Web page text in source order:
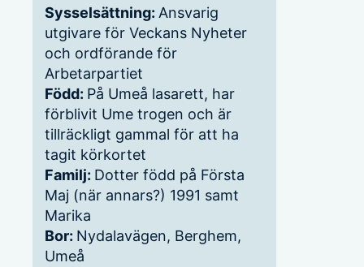
Sysselsättning: Ansvarig
utgivare för Veckans Nyheter
och ordförande för
Arbetarpartiet
Född: På Umeå lasarett, har
förblivit Ume trogen och är
tillräckligt gammal för att ha
tagit körkortet
Familj: Dotter född på Första
Maj (när annars?) 1991 samt
Marika
Bor: Nydalavägen, Berghem,
Umeå